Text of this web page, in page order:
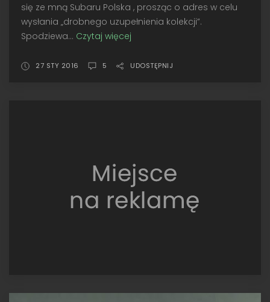
się ze mną Subaru Polska , prosząc o adres w celu
wysłania „drobnego uzupełnienia kolekcji”.
Spodziewa... Czytaj więcej
•
27 STY 2016 5 UDOSTĘPNIJ